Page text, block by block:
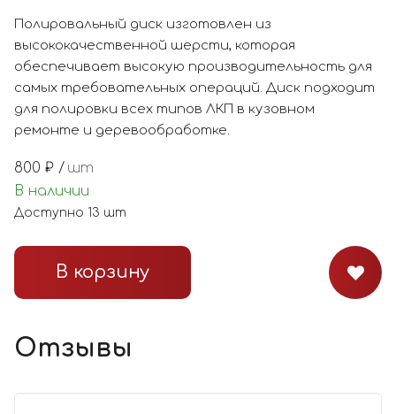
Полировальный диск изготовлен из
высококачественной шерсти, которая
обеспечивает высокую производительность для
самых требовательных операций. Диск подходит
для полировки всех типов ЛКП в кузовном
ремонте и деревообработке.
800 ₽ / шт
В наличии
Доступно 13 шт
В корзину
Отзывы